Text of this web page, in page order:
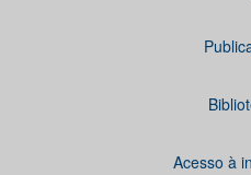
Acesso à